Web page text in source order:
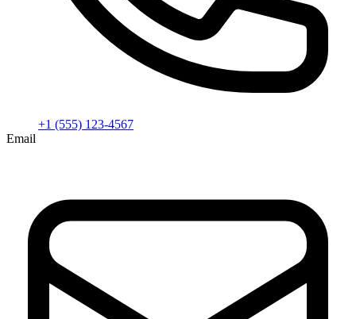
+1 (555) 123-4567
Email